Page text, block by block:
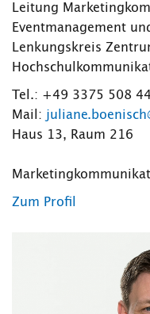
Leitung
Eventmanagement
Lenkungskreis
Tel.: +49 3375 508
Mail:
Haus 13, Raum 216
Zum Profil